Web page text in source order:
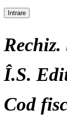
Î.S.
Cod